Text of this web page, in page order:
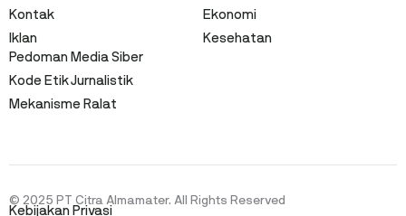
Kontak
Iklan
Ekonomi
Kesehatan
Pedoman Media Siber
Kode Etik Jurnalistik
Mekanisme Ralat
© 2025 PT Citra Almamater. All Rights Reserved
Kebijakan Privasi